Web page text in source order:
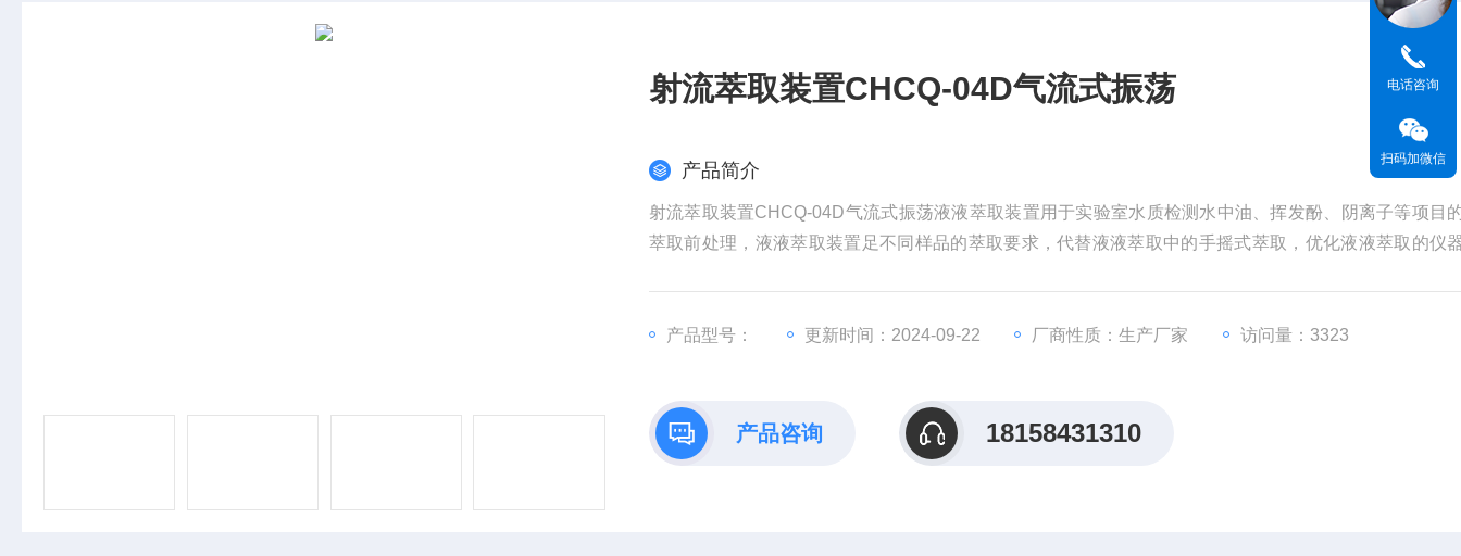
射流萃取装置CHCQ-04D气流式振荡
产品简介
射流萃取装置CHCQ-04D气流式振荡液液萃取装置用于实验室水质检测水中油、挥发酚、阴离子等项目
萃取前处理，液液萃取装置足不同样品的萃取要求，代替液液萃取中的手摇式萃取，优化液液萃取的仪
产品型号： 更新时间：2024-09-22 厂商性质：生产厂家 访问量：3323
产品咨询 18158431310
电话咨询
扫码加微信